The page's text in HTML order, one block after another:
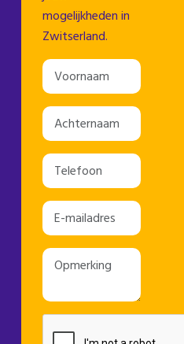
mogelijkheden in
Zwitserland.